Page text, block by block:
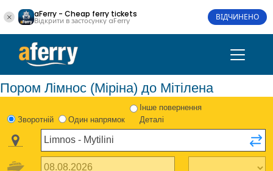
aFerry - Cheap ferry tickets
Відкрити в застосунку aFerry ВІДЧИНЕНО
Пором Лімнос (Міріна) до Мітілена
Зворотній Один напрямок
Інше повернення
Деталі